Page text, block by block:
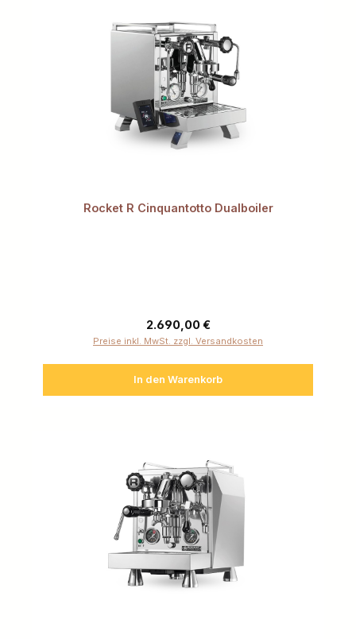
Rocket R Cinquantotto Dualboiler
Regulärer Preis:
2.690,00 €
Preise inkl. MwSt. zzgl. Versandkosten
In den Warenkorb